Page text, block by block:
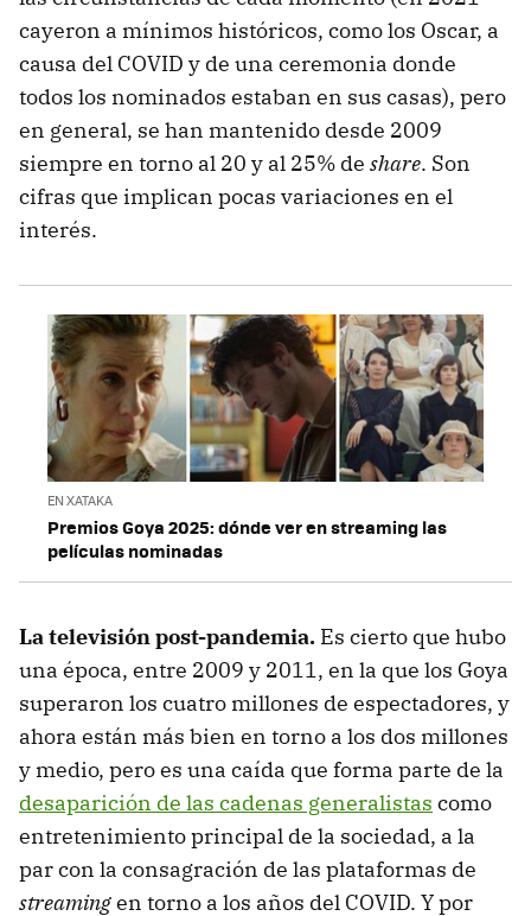
cayeron a mínimos históricos, como los Oscar, a
causa del COVID y de una ceremonia donde
todos los nominados estaban en sus casas), pero
en general, se han mantenido desde 2009
siempre en torno al 20 y al 25% de share. Son
cifras que implican pocas variaciones en el
interés.
EN XATAKA
Premios Goya 2025: dónde ver en streaming las
películas nominadas
La televisión post-pandemia. Es cierto que hubo
una época, entre 2009 y 2011, en la que los Goya
superaron los cuatro millones de espectadores, y
ahora están más bien en torno a los dos millones
y medio, pero es una caída que forma parte de la
desaparición de las cadenas generalistas como
entretenimiento principal de la sociedad, a la
par con la consagración de las plataformas de
streamingen torno a los años del COVID. Y por